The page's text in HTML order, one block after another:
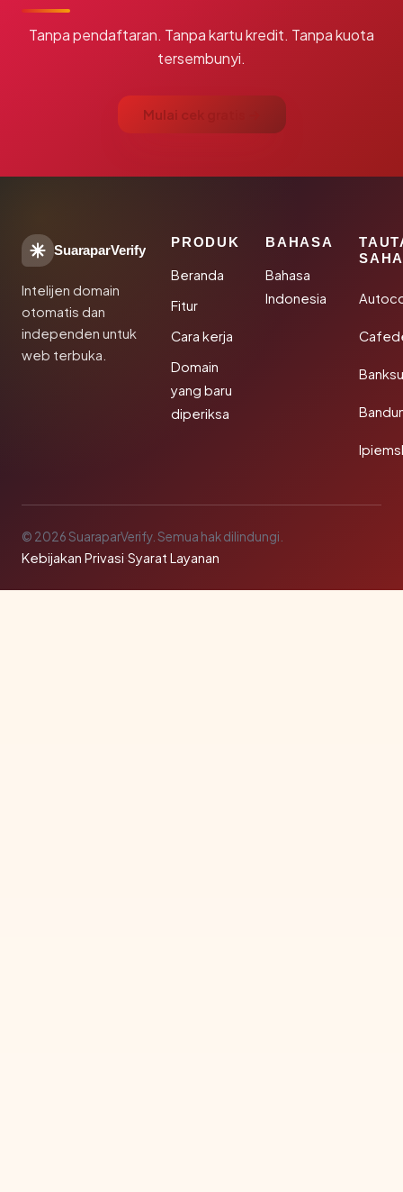
Tanpa pendaftaran. Tanpa kartu kredit. Tanpa kuota
tersembunyi.
Mulai cek gratis →
SuaraparVerify
Intelijen domain
otomatis dan
independen untuk
web terbuka.
PRODUK
Beranda
Fitur
Cara kerja
Domain
yang baru
diperiksa
BAHASA
Bahasa
Indonesia
© 2026 SuaraparVerify. Semua hak dilindungi.
Kebijakan Privasi·Syarat Layanan